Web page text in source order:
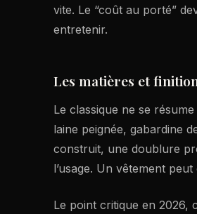
vite. Le “coût au porté”
entretenir.
Les matières et
Le classique ne se
laine peignée, gabardine
construit, une doublure
l’usage. Un vêtement
Le point critique en 2026,